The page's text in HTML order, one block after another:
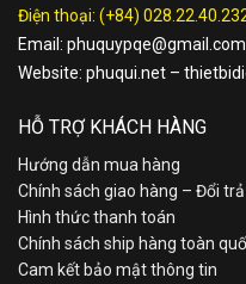
Điện thoại: (+84)
Email: phuquypqe@gmail.com
Website: phuqui.net –
HỖ TRỢ KHÁCH HÀNG
Hướng dẫn mua hàng
Chính sách giao hàng – Đổi trả
Hình thức thanh toán
Chính sách ship hàng toàn
Cam kết bảo mật thông tin